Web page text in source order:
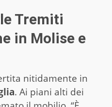
Tremiti
in Molise e
nitidamente in
. Ai piani alti dei